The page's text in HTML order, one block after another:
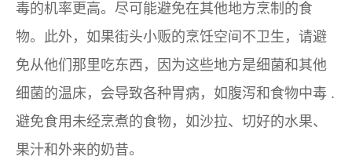
毒的机率更高。尽可能避免在其他地方烹制的食
物。此外，如果街头小贩的烹饪空间不卫生，请避
免从他们那里吃东西，因为这些地方是细菌和其他
细菌的温床，会导致各种胃病，如腹泻和 食物中毒 .
避免食用未经烹煮的食物，如沙拉、切好的水果、
果汁和外来的奶昔。